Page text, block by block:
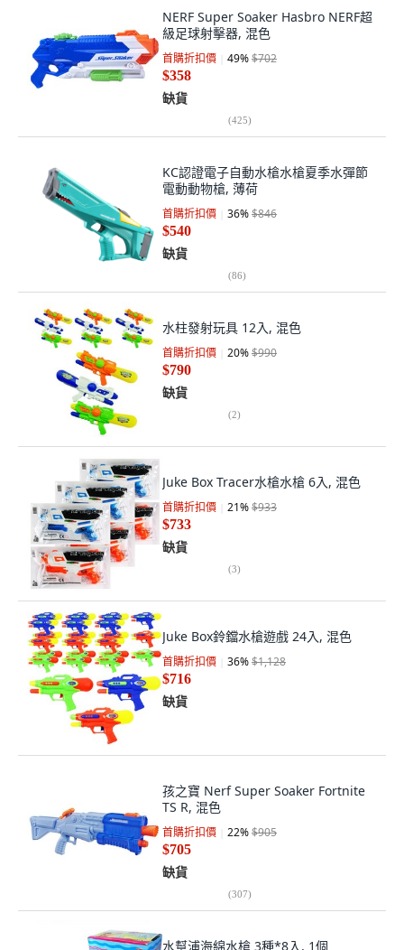
NERF Super Soaker Hasbro NERF超
級足球射擊器, 混色
首購折扣價 49%$702
$358
缺貨
(425)
KC認證電子自動水槍水槍夏季水彈節
電動動物槍, 薄荷
首購折扣價 36%$846
$540
缺貨
(86)
水柱發射玩具 12入, 混色
首購折扣價 20%$990
$790
缺貨
(2)
Juke Box Tracer水槍水槍 6入, 混色
首購折扣價 21%$933
$733
缺貨
(3)
Juke Box鈴鐺水槍遊戲 24入, 混色
首購折扣價 36%$1,128
$716
缺貨
孩之寶 Nerf Super Soaker Fortnite
TS R, 混色
首購折扣價 22%$905
$705
缺貨
(307)
水幫浦海綿水槍 3種*8入, 1個